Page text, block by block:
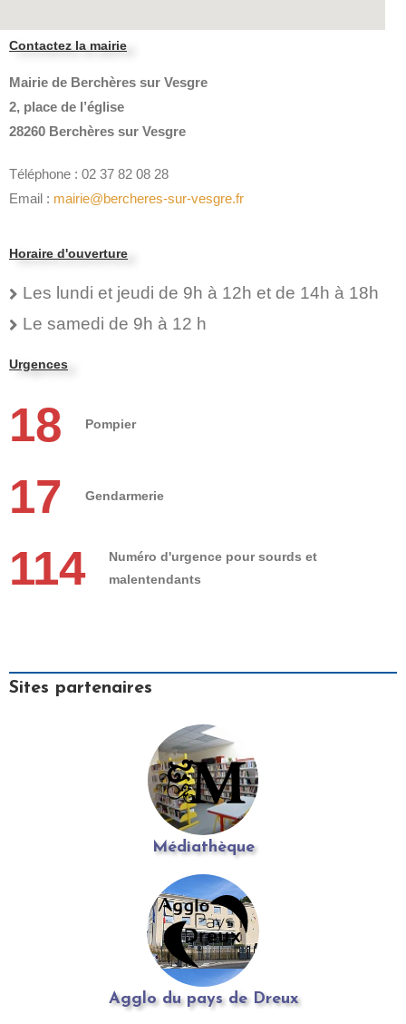
Contactez la mairie
Mairie de Berchères sur Vesgre
2, place de l’église
28260 Berchères sur Vesgre
Téléphone : 02 37 82 08 28
Email : mairie@bercheres-sur-vesgre.fr
Horaire d'ouverture
Les lundi et jeudi de 9h à 12h et de 14h à 18h
Le samedi de 9h à 12 h
Urgences
18 Pompier
17 Gendarmerie
114
Numéro d'urgence pour sourds et
malentendants
Sites partenaires
Médiathèque
Agglo du pays de Dreux